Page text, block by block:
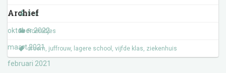
Archief
oktober 2022
maart 2021
februari 2021
Gert
Roereitjes
droom, juffrouw, lagere school , vijfde klas, ziekenhuis